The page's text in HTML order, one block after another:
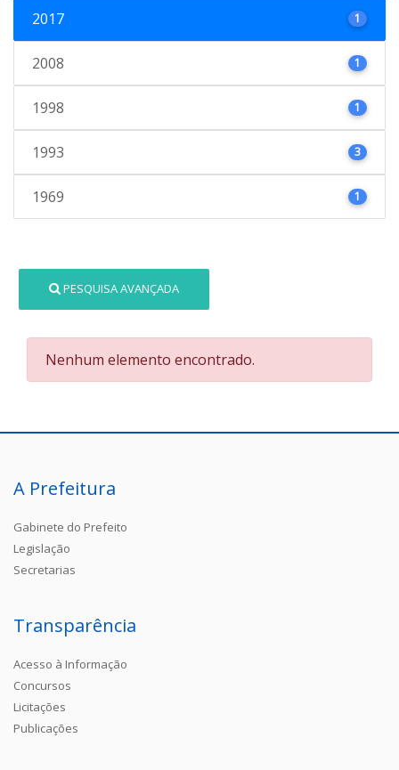
2017 1
2008 1
1998 1
1993 3
1969 1
PESQUISA AVANÇADA
Nenhum elemento encontrado.
A Prefeitura
Gabinete do Prefeito
Legislação
Secretarias
Transparência
Acesso à Informação
Concursos
Licitações
Publicações